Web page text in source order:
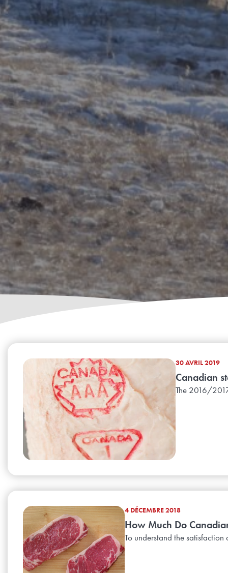
30 AVRIL 2019
Canadian
The 2016/
4 DÉCEMBRE 2018
How Much Do
To understand the